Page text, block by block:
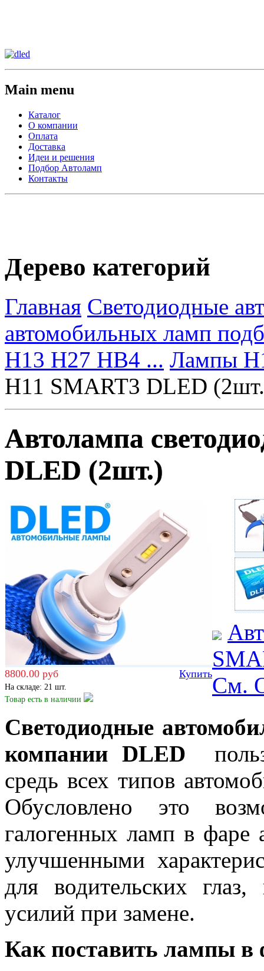
Main menu
Каталог
О компании
Оплата
Доставка
Идеи и решения
Подбор Автоламп
Контакты
Дерево категорий
Главная Светодиодные
автомобильных ламп
H13 H27 HB4 ... Лампы
H11 SMART3 DLED
Автолампа
DLED (2шт.)
8800.00 руб Купить
На складе: 21 шт.
Товар есть в наличии
Cм.
Светодиодные
компании DLED
средь всех типов
Обусловлено это
галогенных ламп в фаре
улучшенными
для водительских
усилий при замене.
Как поставить лампы в